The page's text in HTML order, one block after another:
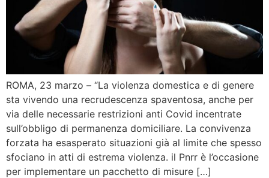
ROMA, 23 marzo – “La violenza domestica e di genere
sta vivendo una recrudescenza spaventosa, anche per
via delle necessarie restrizioni anti Covid incentrate
sull’obbligo di permanenza domiciliare. La convivenza
forzata ha esasperato situazioni già al limite che spesso
sfociano in atti di estrema violenza. il Pnrr è l’occasione
per implementare un pacchetto di misure […]